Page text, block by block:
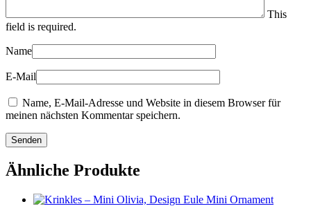
This
field is required.
Name
E-Mail
Name, E-Mail-Adresse und Website in diesem Browser für
meinen nächsten Kommentar speichern.
Ähnliche Produkte